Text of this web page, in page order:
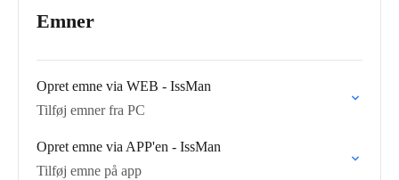
Emner
Opret emne via WEB - IssMan
Tilføj emner fra PC
Opret emne via APP'en - IssMan
Tilføj emne på app